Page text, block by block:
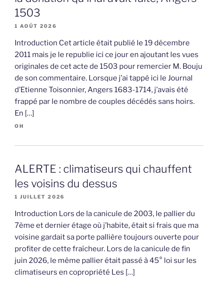
1503
1 AOÛT 2026
Introduction Cet article était publié le 19 décembre
2011 mais je le republie ici ce jour en ajoutant les vues
originales de cet acte de 1503 pour remercier M. Bouju
de son commentaire. Lorsque j’ai tappé ici le Journal
d’Etienne Toisonnier, Angers 1683-1714, j’avais été
frappé par le nombre de couples décédés sans hoirs.
En […]
OH
ALERTE : climatiseurs qui chauffent
les voisins du dessus
1 JUILLET 2026
Introduction Lors de la canicule de 2003, le pallier du
7ème et dernier étage où j’habite, était si frais que ma
voisine gardait sa porte pallière toujours ouverte pour
profiter de cette fraîcheur. Lors de la canicule de fin
juin 2026, le même pallier était passé à 45° loi sur les
climatiseurs en copropriété Les […]